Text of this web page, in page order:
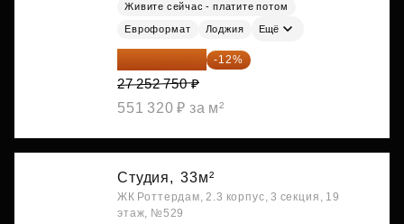
Живите сейчас - платите потом
Евроформат Лоджия Ещё
23 982 420 ₽ -12%
27 252 750 ₽
551 320 ₽ за м²
Студия, 33м²
ЖК Роттердам, 2.3 корпус, 3 секция, 19
этаж, №529